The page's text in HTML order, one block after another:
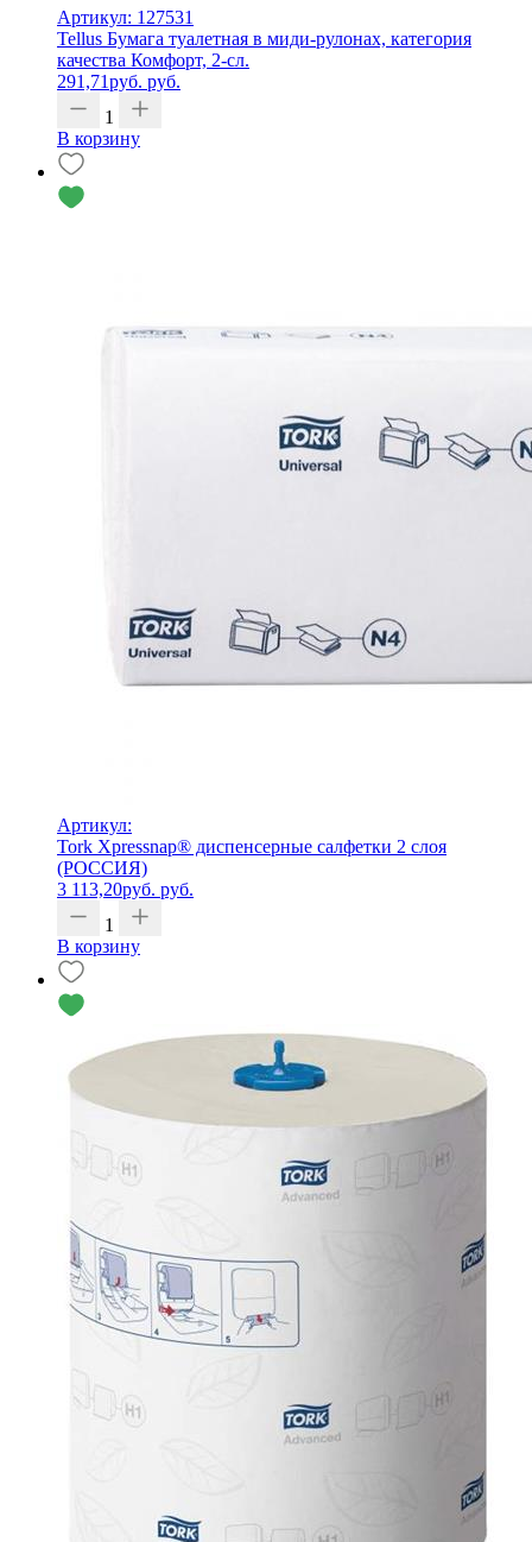
Артикул: 127531
Tellus Бумага туалетная в миди-рулонах, категория
качества Комфорт, 2-сл.
291,71руб. руб.
1
В корзину
Артикул:
Tork Xpressnap® диспенсерные салфетки 2 слоя
(РОССИЯ)
3 113,20руб. руб.
1
В корзину